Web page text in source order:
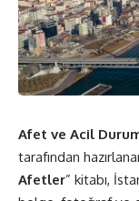
Afet ve Acil
tarafından
Afetler” kitabı,